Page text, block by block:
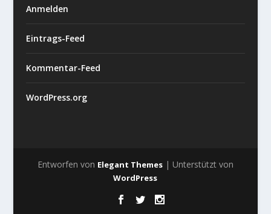
Anmelden
Eintrags-Feed
Kommentar-Feed
WordPress.org
Entworfen von Elegant Themes| Unterstützt von
WordPress